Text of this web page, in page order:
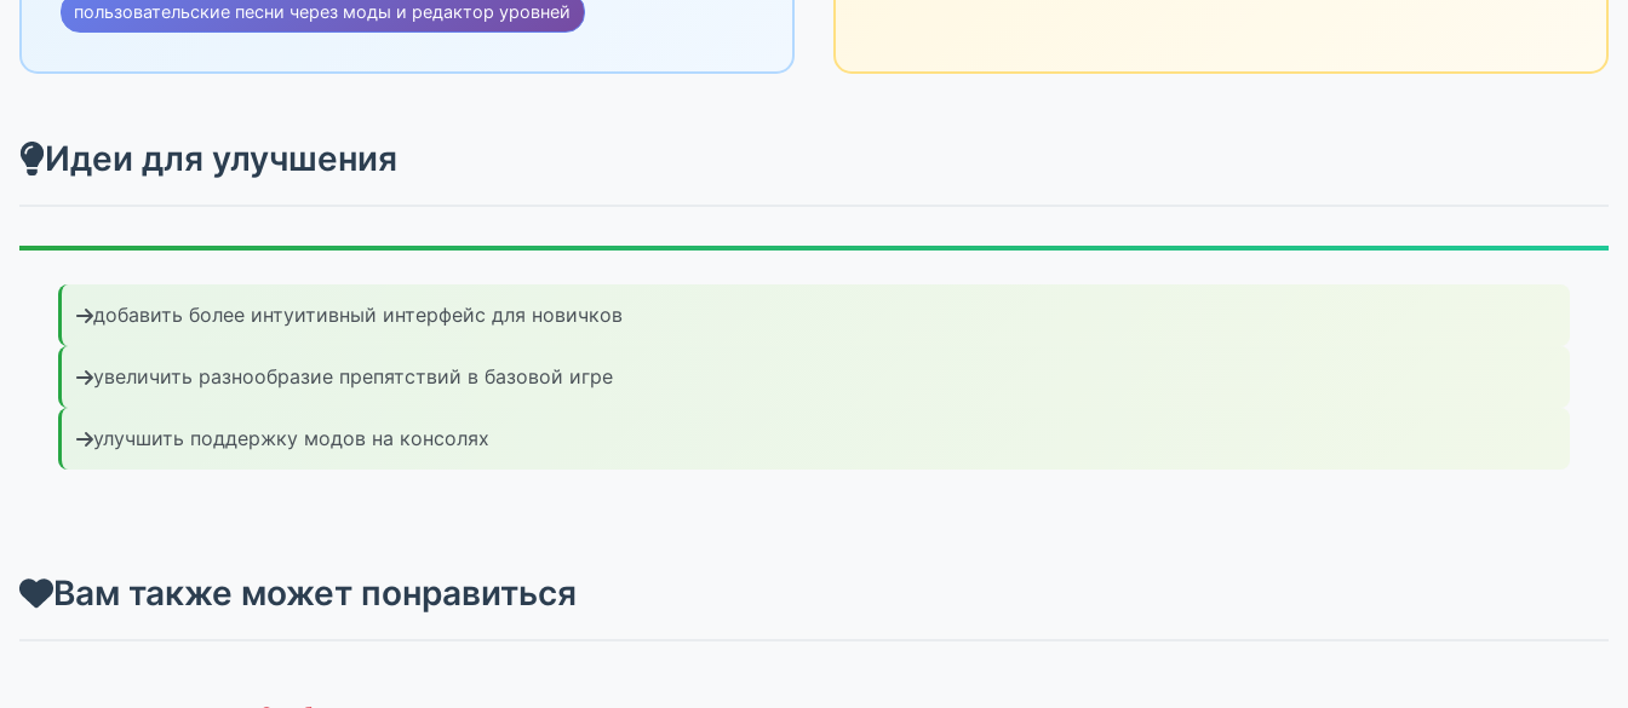
пользовательские песни через моды и редактор уровней
Идеи для улучшения
добавить более интуитивный интерфейс для новичков
увеличить разнообразие препятствий в базовой игре
улучшить поддержку модов на консолях
Вам также может понравиться